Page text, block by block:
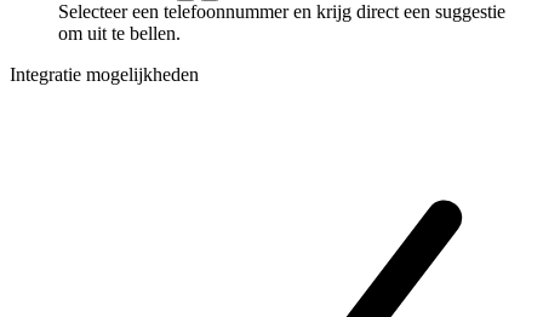
Selecteer een telefoonnummer en krijg direct een suggestie
om uit te bellen.
Integratie mogelijkheden